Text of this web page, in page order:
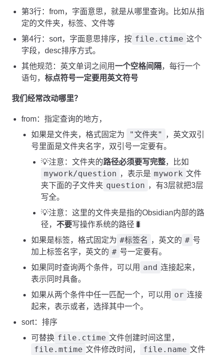
第3行：from，字面意思，就是从哪里查询。比如从指
定的文件夹，标签、文件等
第4行：sort，字面意思排序，按 file.ctime 这个
字段，desc排序方式。
其他规范：英文单词之间用一个空格间隔，每行一个
语句， 标点符号一定要用英文符号
我们经常改动哪里？
from：指定查询的地方，
如果是文件夹，格式固定为
"文件夹"
，英文双引
号里面是文件夹名字，双引号一定要有。
💡注意：文件夹的路径必须要写完整，比如
mywork/question ，表示是 mywork 文件
夹下面的子文件夹 question ，有3层就把3层
写全。
💡注意：这里的文件夹是指的Obsidian内部的路
径， 不要写操作系统的路径🐛
如果是标签，格式固定为 #标签名 ，英文的 # 号
加上标签名字，英文的 # 号一定要有。
如果同时查询两个条件，可以用 and 连接起来，
表示同时具备。
如果从两个条件中任一匹配一个，可以用 or 连接
起来，表示或者，选择其中一个。
sort：排序
可替换 file.ctime 文件创建时间这里，
file.mtime 文件修改时间， file.name 文件